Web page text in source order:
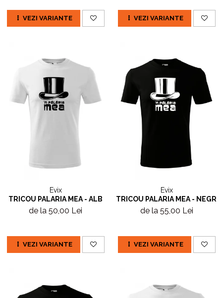
VEZI VARIANTE VEZI VARIANTE
Evix
TRICOU PALARIA MEA - ALB
de la 50,00 Lei
VEZI VARIANTE
Evix
TRICOU PALARIA MEA - NEGRU
de la 55,00 Lei
VEZI VARIANTE